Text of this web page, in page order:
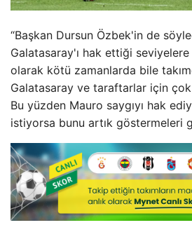
“Başkan Dursun Özbek'in de
Galatasaray'ı hak ettiği
olarak kötü zamanlarda bile
Galatasaray ve taraftarlar için
Bu yüzden Mauro saygıyı hak
istiyorsa bunu artık göstermeleri